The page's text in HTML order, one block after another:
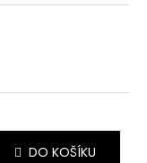
DO KOŠÍKU